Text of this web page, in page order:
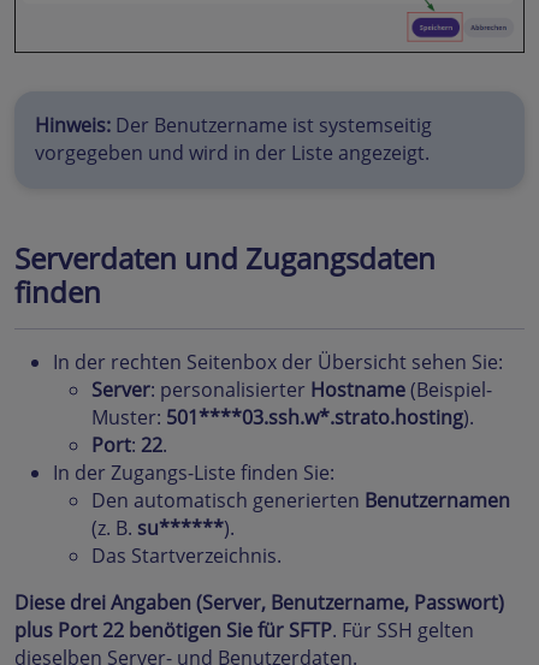
Hinweis: Der Benutzername ist systemseitig
vorgegeben und wird in der Liste angezeigt.
Serverdaten und Zugangsdaten
finden
In der rechten Seitenbox der Übersicht sehen Sie:
Server: personalisierter Hostname(Beispiel-
Muster: 501****03.ssh.w*.strato.hosting).
Port: 22.
In der Zugangs-Liste finden Sie:
Den automatisch generierten Benutzernamen
(z. B. su******).
Das Startverzeichnis.
Diese drei Angaben (Server, Benutzername, Passwort)
plus Port 22 benötigen Sie für SFTP. Für SSH gelten
dieselben Server- und Benutzerdaten.